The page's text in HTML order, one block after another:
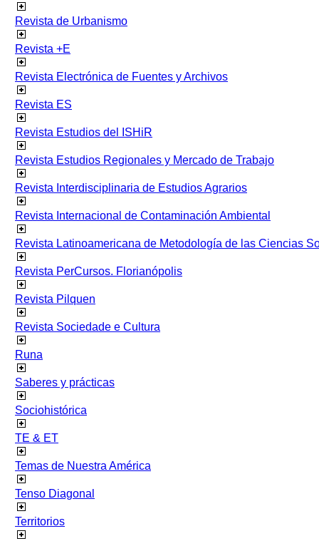
Revista de Urbanismo
Revista +E
Revista Electrónica de Fuentes y Archivos
Revista ES
Revista Estudios del ISHiR
Revista Estudios Regionales y Mercado de Trabajo
Revista Interdisciplinaria de Estudios Agrarios
Revista Internacional de Contaminación Ambiental
Revista Latinoamericana de Metodología de las Ciencias
Revista PerCursos. Florianópolis
Revista Pilquen
Revista Sociedade e Cultura
Runa
Saberes y prácticas
Sociohistórica
TE & ET
Temas de Nuestra América
Tenso Diagonal
Territorios